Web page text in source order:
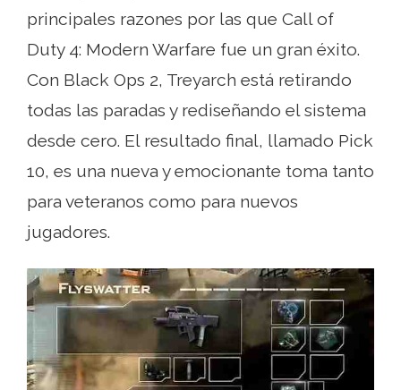
principales razones por las que Call of
Duty 4: Modern Warfare fue un gran éxito.
Con Black Ops 2, Treyarch está retirando
todas las paradas y rediseñando el sistema
desde cero. El resultado final, llamado Pick
10, es una nueva y emocionante toma tanto
para veteranos como para nuevos
jugadores.